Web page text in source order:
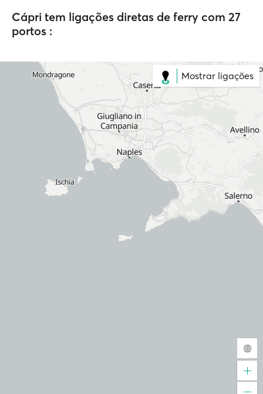
Cápri tem ligações diretas de ferry com 27
portos :
Mostrar ligações